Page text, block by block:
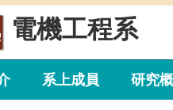
電機工程系
系上成員 研究